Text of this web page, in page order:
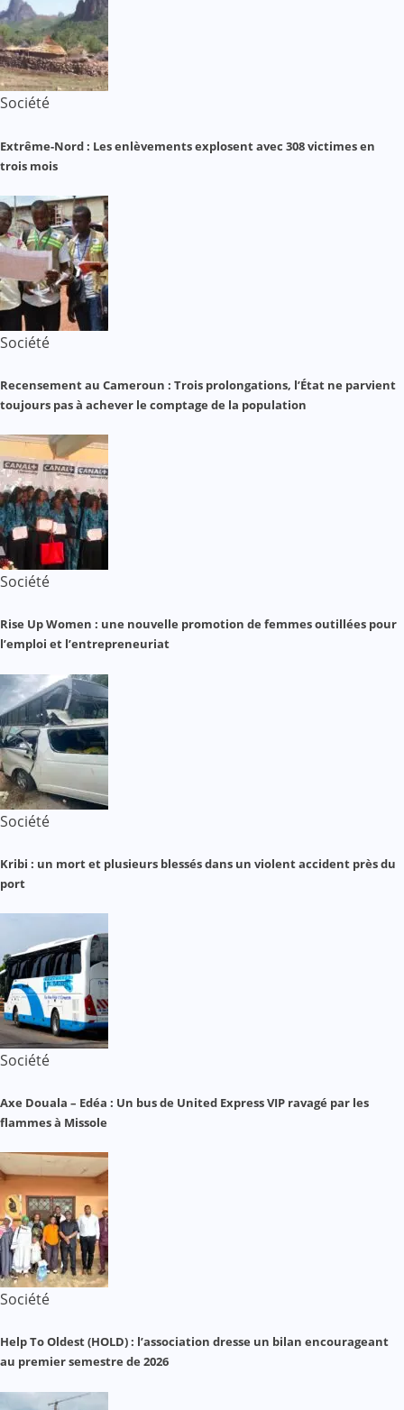
Société
Extrême-Nord : Les enlèvements explosent avec 308 victimes en
trois mois
Société
Recensement au Cameroun : Trois prolongations, l’État ne parvient
toujours pas à achever le comptage de la population
Société
Rise Up Women : une nouvelle promotion de femmes outillées pour
l’emploi et l’entrepreneuriat
Société
Kribi : un mort et plusieurs blessés dans un violent accident près du
port
Société
Axe Douala – Edéa : Un bus de United Express VIP ravagé par les
flammes à Missole
Société
Help To Oldest (HOLD) : l’association dresse un bilan encourageant
au premier semestre de 2026